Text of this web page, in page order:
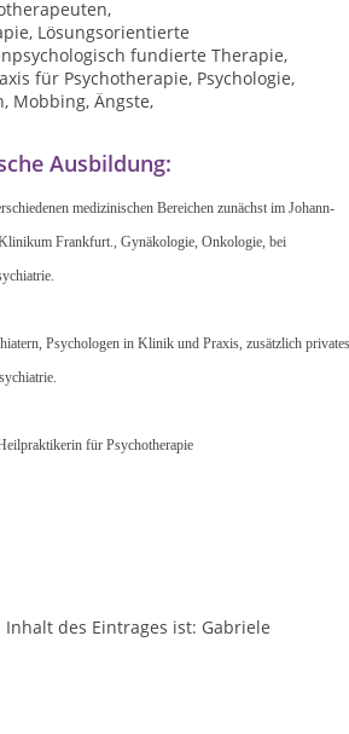
Lösungsorientierte
fundierte Therapie,
für Psychotherapie, Psychologie,
Mobbing, Ängste,
Ausbildung:
medizinischen Bereichen zunächst im Johann-
Frankfurt., Gynäkologie, Onkologie, bei
Psychologen in Klinik und Praxis, zusätzlich privates
für Psychotherapie
des Eintrages ist: Gabriele